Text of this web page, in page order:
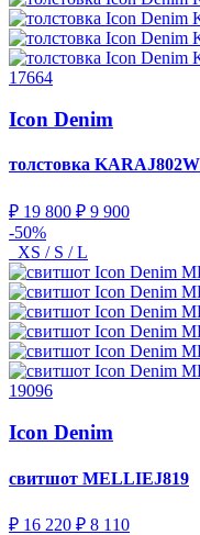
17664
Icon Denim
толстовка
₽ 19 800 ₽ 9 900
-50%
XS / S / L
19096
Icon Denim
свитшот MELLIEJ819
₽ 16 220 ₽ 8 110